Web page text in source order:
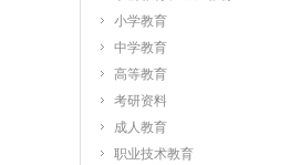
小学教育
中学教育
高等教育
考研资料
成人教育
职业技术教育